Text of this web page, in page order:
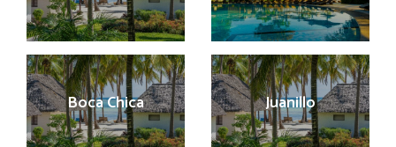
Boca Chica Juanillo